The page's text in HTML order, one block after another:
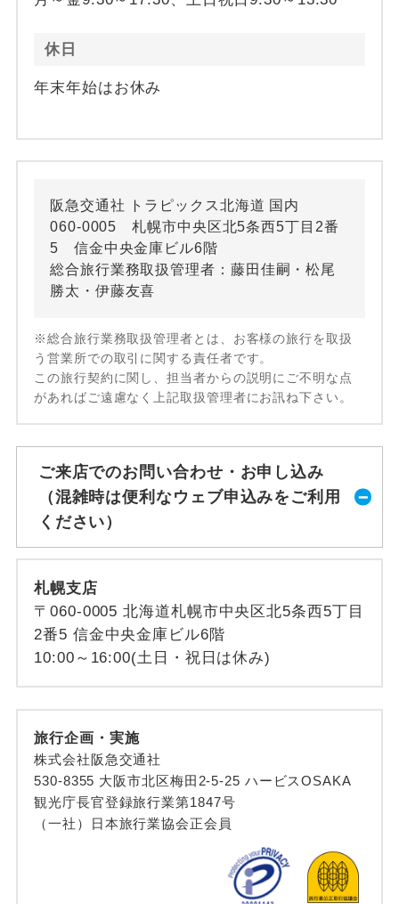
休日
年末年始はお休み
阪急交通社 トラピックス北海道 国内
060-0005 札幌市中央区北5条西5丁目2番
5 信金中央金庫ビル6階
総合旅行業務取扱管理者：藤田佳嗣・松尾
勝太・伊藤友喜
※総合旅行業務取扱管理者とは、お客様の旅行を取扱
う営業所での取引に関する責任者です。
この旅行契約に関し、担当者からの説明にご不明な点
があればご遠慮なく上記取扱管理者にお訊ね下さい。
ご来店でのお問い合わせ・お申し込み
（混雑時は便利なウェブ申込みをご利用
ください）
札幌支店
〒060-0005 北海道札幌市中央区北5条西5丁目
2番5 信金中央金庫ビル6階
10:00～16:00(土日・祝日は休み)
旅行企画・実施
株式会社阪急交通社
530-8355 大阪市北区梅田2-5-25 ハービスOSAKA
観光庁長官登録旅行業第1847号
（一社）日本旅行業協会正会員